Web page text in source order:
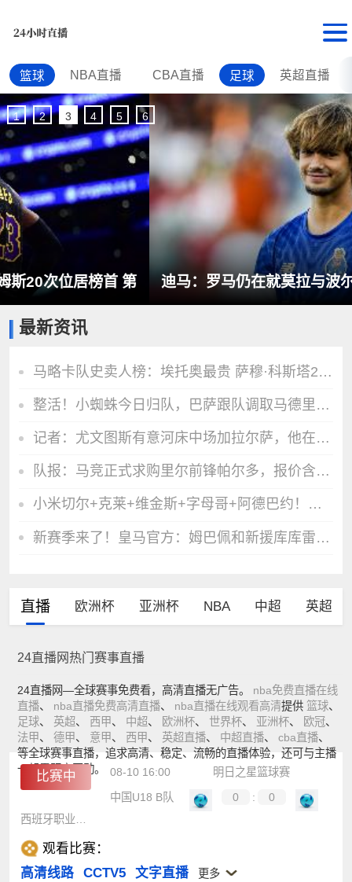
篮球 NBA直播 CBA直播 足球 英超直播
迪马：罗马仍在就莫拉与波尔图谈判，总预算上限
1 2 3 4 5 6
最新资讯
马略卡队史卖人榜：埃托奥最贵 萨穆·科斯塔2200万欧加盟胜利第2
整活！小蜘蛛今日归队，巴萨跟队调取马德里监控试图找到他的行踪
记者：尤文图斯有意河床中场加拉尔萨，他在世界杯的表现得到认可
队报：马竞正式求购里尔前锋帕尔多，报价含浮动奖金总额3500万欧
小米切尔+克莱+维金斯+字母哥+阿德巴约！热媒：这套阵容至少50胜
新赛季来了！皇马官方：姆巴佩和新援库库雷利亚、科纳特归队
直播 欧洲杯 亚洲杯 NBA 中超 英超
24直播网热门赛事直播
24直播网—全球赛事免费看，高清直播无广告。 nba免费直播在线
直播、 nba直播免费高清直播、 nba直播在线观看高清提供 篮球、
足球、 英超、 西甲、 中超、 欧洲杯、 世界杯、 亚洲杯、 欧冠、
法甲、 德甲、 意甲、 西甲、 英超直播、 中超直播、 cba直播、
等全球赛事直播，追求高清、稳定、流畅的直播体验，还可与主播
一起零距离互动。
比赛中 08-10 16:00
明日之星篮球赛
中国U18 B队
0 :
0
西班牙职业篮球实验室U18精英队
观看比赛：
高清线路
CCTV5 文字直播 更多